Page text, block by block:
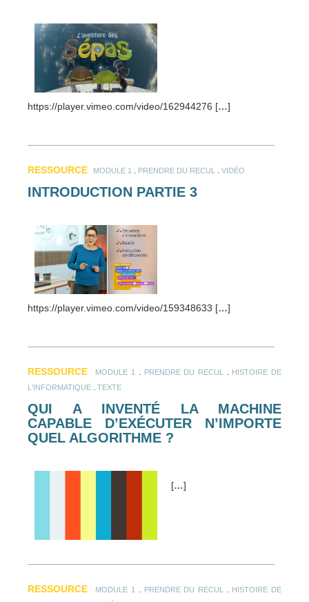
https://player.vimeo.com/video/162944276 […]
RESSOURCE MODULE 1 PRENDRE DU RECUL VIDÉO
INTRODUCTION PARTIE 3
https://player.vimeo.com/video/159348633 […]
RESSOURCE MODULE 1 PRENDRE DU RECUL
HISTOIRE DE
L'INFORMATIQUE
TEXTE
QUI A INVENTÉ LA MACHINE
CAPABLE D’EXÉCUTER N’IMPORTE
QUEL ALGORITHME ?
[…]
RESSOURCE MODULE 1 PRENDRE DU RECUL
HISTOIRE DE